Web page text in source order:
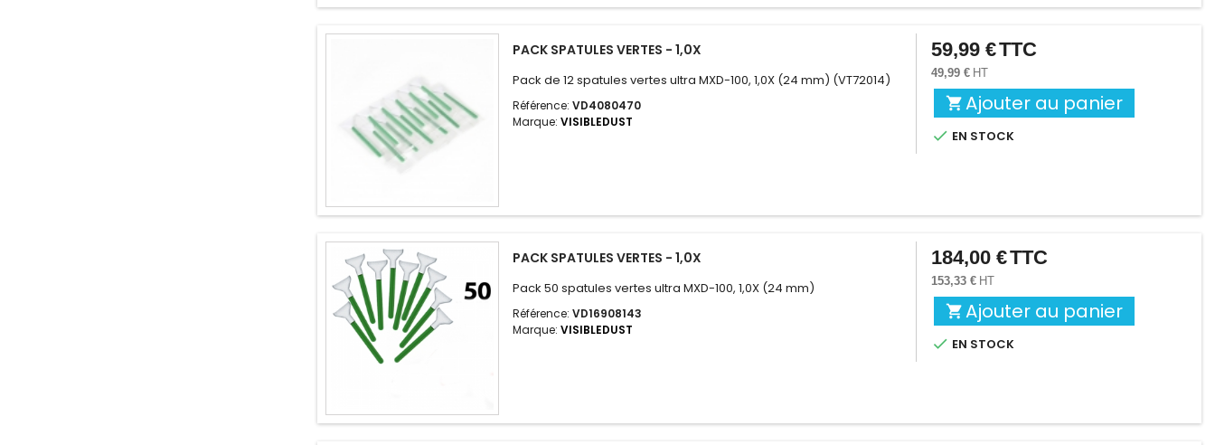
PACK SPATULES VERTES - 1,0X
Pack de 12 spatules vertes ultra MXD-100, 1,0X (24 mm) (VT72014)
Référence: VD4080470
Marque: VISIBLEDUST
Prix
59,99 €TTC
49,99 € HT
 Ajouter au panier
 EN STOCK
PACK SPATULES VERTES - 1,0X
Pack 50 spatules vertes ultra MXD-100, 1,0X (24 mm)
Référence: VD16908143
Marque: VISIBLEDUST
Prix
184,00 €TTC
153,33 € HT
 Ajouter au panier
 EN STOCK